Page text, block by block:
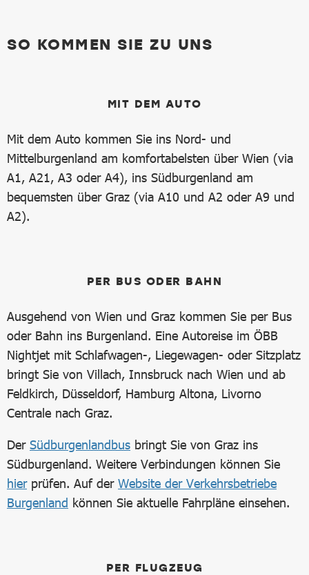
SO KOMMEN SIE ZU UNS
MIT DEM AUTO
Mit dem Auto kommen Sie ins Nord- und
Mittelburgenland am komfortabelsten über Wien (via
A1, A21, A3 oder A4), ins Südburgenland am
bequemsten über Graz (via A10 und A2 oder A9 und
A2).
PER BUS ODER BAHN
Ausgehend von Wien und Graz kommen Sie per Bus
oder Bahn ins Burgenland. Eine Autoreise im ÖBB
Nightjet mit Schlafwagen-, Liegewagen- oder Sitzplatz
bringt Sie von Villach, Innsbruck nach Wien und ab
Feldkirch, Düsseldorf, Hamburg Altona, Livorno
Centrale nach Graz.
Der Südburgenlandbus bringt Sie von Graz ins
Südburgenland. Weitere Verbindungen können Sie
hierprüfen. Auf der Website der Verkehrsbetriebe
Burgenland können Sie aktuelle Fahrpläne einsehen.
PER FLUGZEUG